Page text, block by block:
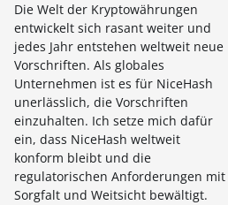
Die Welt der Kryptowährungen
entwickelt sich rasant weiter und
jedes Jahr entstehen weltweit neue
Vorschriften. Als globales
Unternehmen ist es für NiceHash
unerlässlich, die Vorschriften
einzuhalten. Ich setze mich dafür
ein, dass NiceHash weltweit
konform bleibt und die
regulatorischen Anforderungen mit
Sorgfalt und Weitsicht bewältigt.